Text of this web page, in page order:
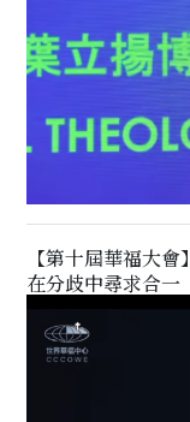
【第十屆華福大
在分歧中尋求合一